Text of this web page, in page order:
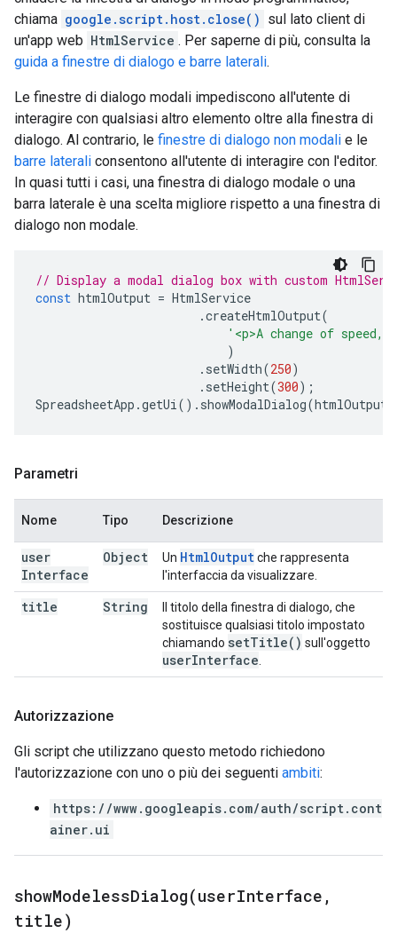
chiama google.script.host.close() sul lato client di
un'app web HtmlService . Per saperne di più, consulta la
guida a finestre di dialogo e barre laterali.
Le finestre di dialogo modali impediscono all'utente di
interagire con qualsiasi altro elemento oltre alla finestra di
dialogo. Al contrario, le finestre di dialogo non modali e le
barre laterali consentono all'utente di interagire con l'editor.
In quasi tutti i casi, una finestra di dialogo modale o una
barra laterale è una scelta migliore rispetto a una finestra di
dialogo non modale.
// Display a modal dialog box with custom
const htmlOutput = HtmlService
.createHtmlOutput(
'<p>A change of
)
. setWidth(250)
. setHeight(300);
SpreadsheetApp .getUi(). showModalDialog(htmlOutput
Parametri
Nome Tipo Descrizione
user
Interface
Object Un HtmlOutputche rappresenta
l'interfaccia da visualizzare.
title String
Il titolo della finestra di dialogo, che
sostituisce qualsiasi titolo impostato
chiamando setTitle( ) sull'oggetto
userInterface
Autorizzazione
Gli script che utilizzano questo metodo richiedono
l'autorizzazione con uno o più dei seguenti ambiti:
https://www.googleapis.com/auth/script.cont
ainer.ui
showModelessDialog(userInterface ,
title)